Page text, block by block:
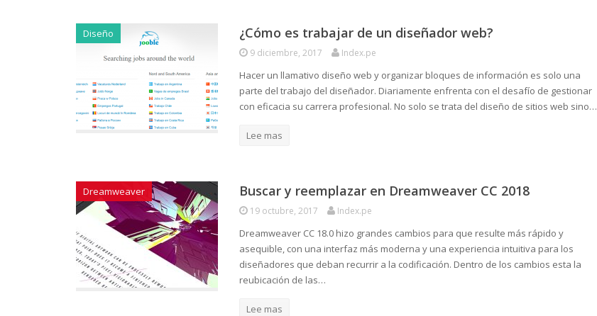
Diseño ¿Cómo es trabajar de un diseñador web?
9 diciembre, 2017 Index.pe
Hacer un llamativo diseño web y organizar bloques de información es solo una
parte del trabajo del diseñador. Diariamente enfrenta con el desafío de gestionar
con eficacia su carrera profesional. No solo se trata del diseño de sitios web sino…
Lee mas
Dreamweaver Buscar y reemplazar en Dreamweaver CC 2018
19 octubre, 2017 Index.pe
Dreamweaver CC 18.0 hizo grandes cambios para que resulte más rápido y
asequible, con una interfaz más moderna y una experiencia intuitiva para los
diseñadores que deban recurrir a la codificación. Dentro de los cambios esta la
reubicación de las…
Lee mas